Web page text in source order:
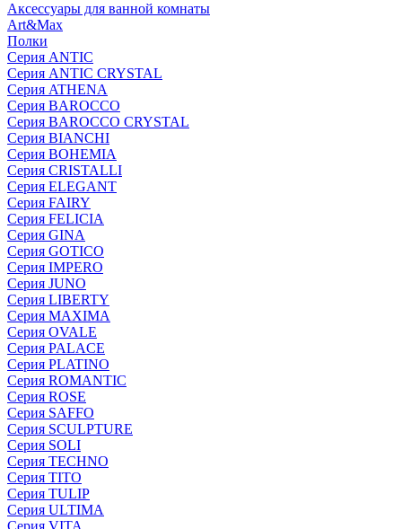
Аксессуары для ванной комнаты
Art&Max
Полки
Серия ANTIC
Серия ANTIC CRYSTAL
Серия ATHENA
Серия BAROCCO
Серия BAROCCO CRYSTAL
Серия BIANCHI
Серия BOHEMIA
Серия CRISTALLI
Серия ELEGANT
Серия FAIRY
Серия FELICIA
Серия GINA
Серия GOTICO
Серия IMPERO
Серия JUNO
Серия LIBERTY
Серия MAXIMA
Серия OVALE
Серия PALACE
Серия PLATINO
Серия ROMANTIC
Серия ROSE
Серия SAFFO
Серия SCULPTURE
Серия SOLI
Серия TECHNO
Серия TITO
Серия TULIP
Серия ULTIMA
Серия VITA